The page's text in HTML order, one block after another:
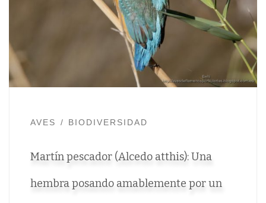
AVES BIODIVERSIDAD
Martín pescador (Alcedo atthis): Una
hembra posando amablemente por un